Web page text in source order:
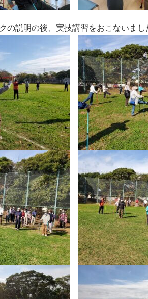
の説明の後、実技講習をおこないまし